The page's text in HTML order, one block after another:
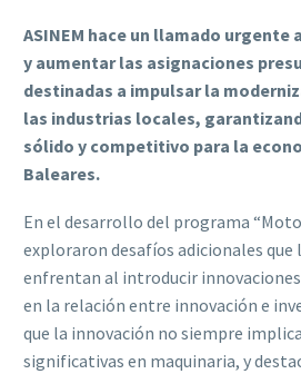
ASINEM hace un llamado urgente
y aumentar las asignaciones
destinadas a impulsar la
las industrias locales,
sólido y competitivo para la
Baleares.
En el desarrollo del programa
exploraron desafíos adicionales que
enfrentan al introducir
en la relación entre innovación e
que la innovación no siempre
significativas en maquinaria, y